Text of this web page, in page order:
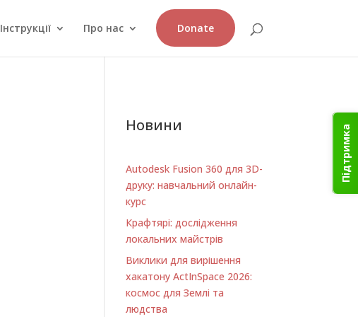
Підтримка
Інструкції Про нас Donate
Новини
Autodesk Fusion 360 для 3D-
друку: навчальний онлайн-
курс
Крафтярі: дослідження
локальних майстрів
Виклики для вирішення
хакатону ActInSpace 2026:
космос для Землі та
людства